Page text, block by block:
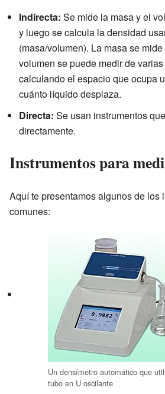
Indirecta: Se mide la masa y el
y luego se calcula la densidad
(masa/volumen). La masa se
volumen se puede medir de
calculando el espacio que ocupa
cuánto líquido desplaza.
Directa: Se usan instrumentos
directamente.
Instrumentos para
Aquí te presentamos algunos de los
comunes:
Un densímetro automático que
tubo en U oscilante